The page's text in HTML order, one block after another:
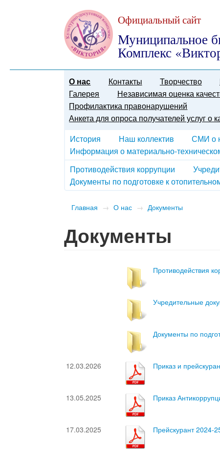
Официальный сайт
Муниципальное
Комплекс
О нас Контакты Творчество
Галерея
Независимая оценка
Профилактика правонарушений
Анкета для опроса получателей услуг о
История
Наш коллектив СМИ о
Информация о материально-
Противодействия коррупции
Документы по подготовке к
Главная → О нас → Документы
Документы
Противодействия
Учредительные
Документы по
12.03.2026 Приказ и
13.05.2025 Приказ
17.03.2025 Прейскурант 2024-